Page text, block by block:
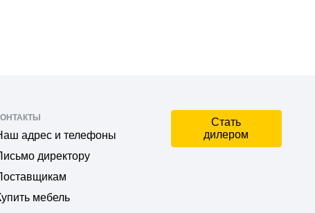
адрес и телефоны
директору
мебель
Стать
дилером